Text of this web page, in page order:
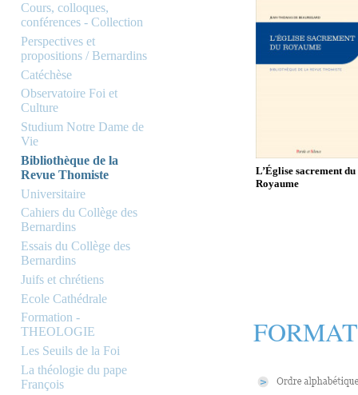
Cours, colloques,
conférences - Collection
Perspectives et
propositions / Bernardins
Catéchèse
Observatoire Foi et
Culture
Studium Notre Dame de
Vie
Bibliothèque de la
Revue Thomiste
Universitaire
Cahiers du Collège des
Bernardins
Essais du Collège des
Bernardins
Juifs et chrétiens
Ecole Cathédrale
Formation -
THEOLOGIE
Les Seuils de la Foi
La théologie du pape
François
L’Église sacrement du
Royaume